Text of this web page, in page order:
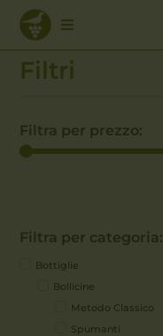
Filtri
Filtra per prezzo:
Filtra per categoria:
Bottiglie
Bollicine
Metodo Classico
Spumanti